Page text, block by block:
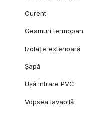
Curent
Geamuri termopan
Izolație exterioară
Șapă
Ușă intrare PVC
Vopsea lavabilă